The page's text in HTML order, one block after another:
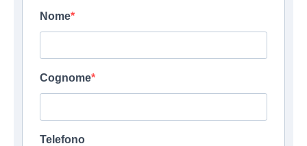
Nome
Cognome
Telefono